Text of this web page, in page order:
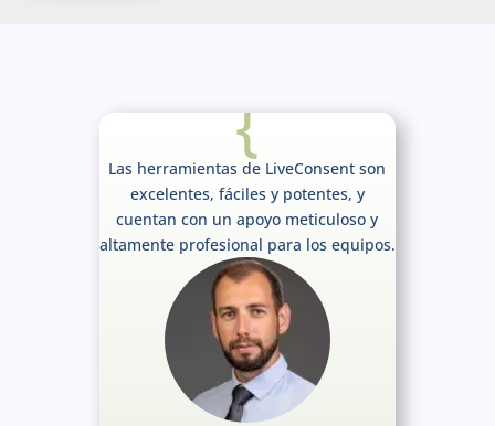
{
Las herramientas de LiveConsent son
excelentes, fáciles y potentes, y
cuentan con un apoyo meticuloso y
altamente profesional para los equipos.